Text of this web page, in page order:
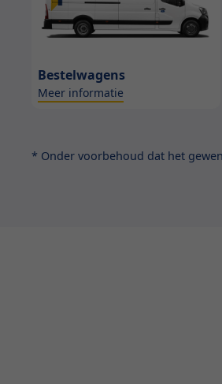
Bestelwagens
Meer informatie
* Onder voorbehoud dat het